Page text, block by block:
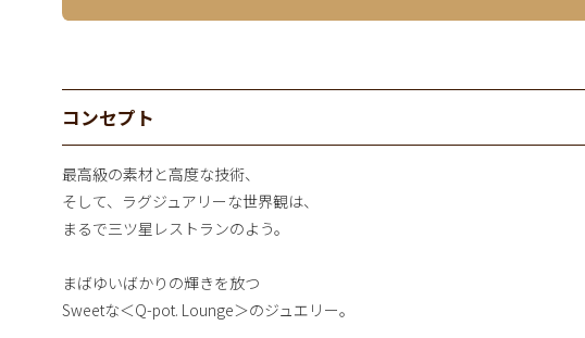
コンセプト
最高級の素材と高度な技術、
そして、ラグジュアリーな世界観は、
まるで三ツ星レストランのよう。
まばゆいばかりの輝きを放つ
Sweetな＜Q-pot. Lounge＞のジュエリー。